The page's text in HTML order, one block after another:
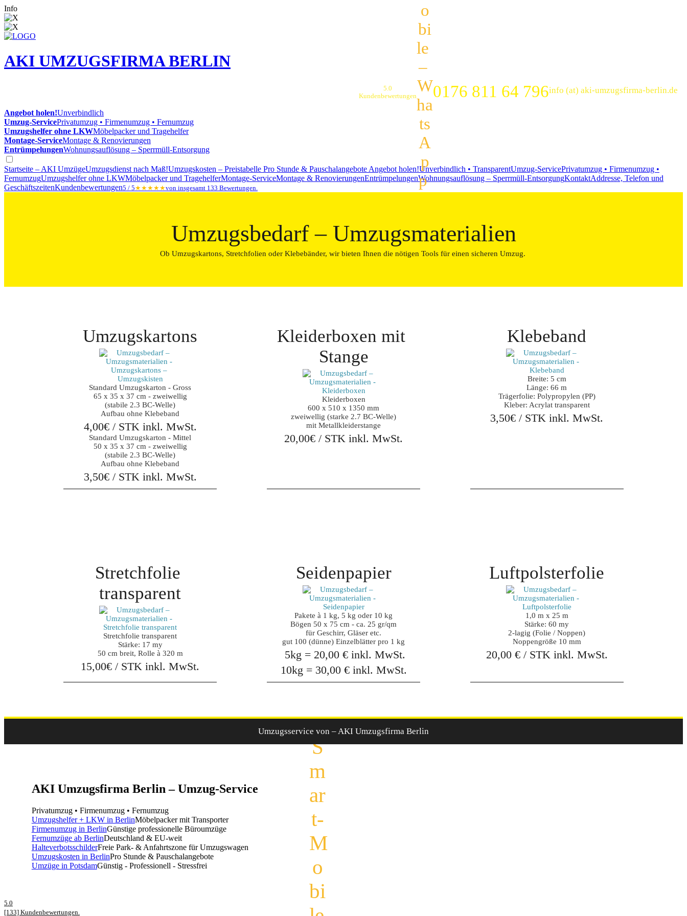
Info
AKI UMZUGSFIRMA BERLIN
5.0
Kundenbewertungen
0176 811 64 796info (at) aki-umzugsfirma-berlin.de
Angebot holen!Unverbindlich
Umzug-ServicePrivatumzug • Firmenumzug • Fernumzug
Umzugshelfer ohne LKWMöbelpacker und Tragehelfer
Montage-ServiceMontage & Renovierungen
EntrümpelungenWohnungsauflösung – Sperrmüll-Entsorgung
Startseite – AKI UmzügeUmzugsdienst nach Maß!Umzugskosten – Preistabelle Pro Stunde & Pauschalangebote Angebot holen!Unverbindlich • TransparentUmzug-ServicePrivatumzug • Firmenumzug •
FernumzugUmzugshelfer ohne LKWMöbelpacker und TragehelferMontage-ServiceMontage & RenovierungenEntrümpelungenWohnungsauflösung – Sperrmüll-EntsorgungKontaktAddresse, Telefon und
GeschäftszeitenKundenbewertungen5 / 5★★★★★von insgesamt 133 Bewertungen.
Umzugsbedarf – Umzugsmaterialien
Ob Umzugskartons, Stretchfolien oder Klebebänder, wir bieten Ihnen die nötigen Tools für einen sicheren Umzug.
Umzugskartons
Standard Umzugskarton - Gross
65 x 35 x 37 cm - zweiwellig
(stabile 2.3 BC-Welle)
Aufbau ohne Klebeband
4,00€ / STK inkl. MwSt.
Standard Umzugskarton - Mittel
50 x 35 x 37 cm - zweiwellig
(stabile 2.3 BC-Welle)
Aufbau ohne Klebeband
3,50€ / STK inkl. MwSt.
Kleiderboxen mit
Stange
Kleiderboxen
600 x 510 x 1350 mm
zweiwellig (starke 2.7 BC-Welle)
mit Metallkleiderstange
20,00€ / STK inkl. MwSt.
Klebeband
Breite: 5 cm
Länge: 66 m
Trägerfolie: Polypropylen (PP)
Kleber: Acrylat transparent
3,50€ / STK inkl. MwSt.
Stretchfolie
transparent
Stretchfolie transparent
Stärke: 17 my
50 cm breit, Rolle à 320 m
15,00€ / STK inkl. MwSt.
Seidenpapier
Pakete à 1 kg, 5 kg oder 10 kg
Bögen 50 x 75 cm - ca. 25 gr/qm
für Geschirr, Gläser etc.
gut 100 (dünne) Einzelblätter pro 1 kg
5kg = 20,00 € inkl. MwSt.
10kg = 30,00 € inkl. MwSt.
Luftpolsterfolie
1,0 m x 25 m
Stärke: 60 my
2-lagig (Folie / Noppen)
Noppengröße 10 mm
20,00 € / STK inkl. MwSt.
Umzugsservice von – AKI Umzugsfirma Berlin
AKI Umzugsfirma Berlin – Umzug-Service
Privatumzug • Firmenumzug • Fernumzug
Umzugshelfer + LKW in BerlinMöbelpacker mit Transporter
Firmenumzug in BerlinGünstige professionelle Büroumzüge
Fernumzüge ab BerlinDeutschland & EU-weit
HalteverbotsschilderFreie Park- & Anfahrtszone für Umzugswagen
Umzugskosten in BerlinPro Stunde & Pauschalangebote
Umzüge in PotsdamGünstig - Professionell - Stressfrei
5.0
[133] Kundenbewertungen.